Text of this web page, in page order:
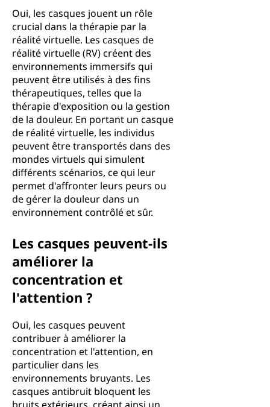
Oui, les casques jouent un rôle
crucial dans la thérapie par la
réalité virtuelle. Les casques de
réalité virtuelle (RV) créent des
environnements immersifs qui
peuvent être utilisés à des fins
thérapeutiques, telles que la
thérapie d'exposition ou la gestion
de la douleur. En portant un casque
de réalité virtuelle, les individus
peuvent être transportés dans des
mondes virtuels qui simulent
différents scénarios, ce qui leur
permet d'affronter leurs peurs ou
de gérer la douleur dans un
environnement contrôlé et sûr.
Les casques peuvent-ils
améliorer la
concentration et
l'attention ?
Oui, les casques peuvent
contribuer à améliorer la
concentration et l'attention, en
particulier dans les
environnements bruyants. Les
casques antibruit bloquent les